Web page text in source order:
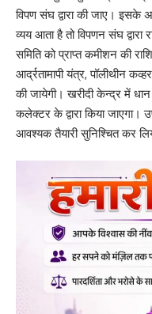
विपण संघ द्वारा की जाए। इसके
व्यय आता है तो विपणन संघ
समिति को प्राप्त कमीशन की
आर्द्रतामापी यंत्र, पॉलीथीन
की जायेगी। खरीदी केन्द्र में धान
कलेक्टर के द्वारा किया जाएगा।
आवश्यक तैयारी सुनिश्चित कर